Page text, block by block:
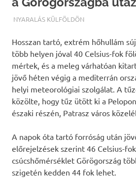
TERMALFURDOK.COM
NYARALÁS KÜLFÖLDÖN
Hosszan tartó, extrém hőhullám
több helyen jóval 40 Celsius-fok
mértek, és a meleg várhatóan
jövő héten végig a mediterrán
helyi meteorológiai szolgálat. A
közölte, hogy tűz ütött ki a
északi részén, Patrasz város
A napok óta tartó forróság után
előrejelzések szerint 46 Celsius-
csúcshőmérséklet Görögország
szigetén kedden 44 fok lehet.